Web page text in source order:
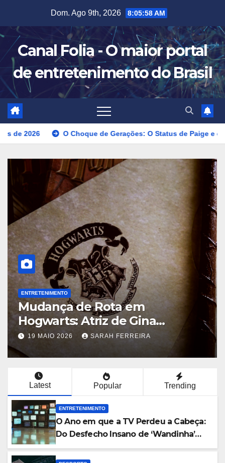
content
Dom. Ago 9th, 2026 8:06:00 AM
Canal Folia - O maior portal
de entretenimento do Brasil
Choque de Gerações: O Status de Paige e o Enigma Chris
ENTRETENIMENTO
Mudança de Rota em
Hogwarts: Atriz de Gina
Weasley Deixa a Nova Série da
HBO Após a Primeira
19 MAIO 2026 SARAH FERREIRA
Latest Popular Trending
ENTRETENIMENTO
O Ano em que a TV Perdeu a Cabeça:
Do Desfecho Insano de ‘Wandinha’
aos Melhores Shows de 2026